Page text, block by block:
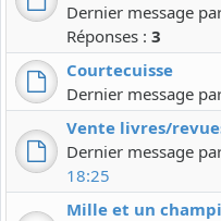
Dernier message
Réponses : 3
Courtecuisse
Dernier message
Vente livres/
Dernier message
18:25
Mille et un